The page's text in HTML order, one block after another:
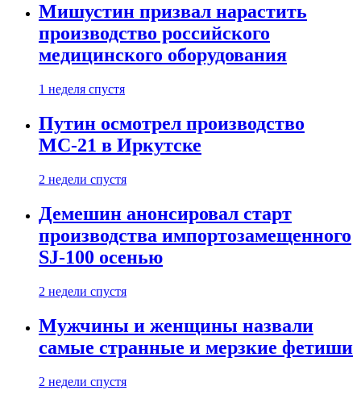
Мишустин призвал нарастить
производство российского
медицинского оборудования
1 неделя спустя
Путин осмотрел производство
МС-21 в Иркутске
2 недели спустя
Демешин анонсировал старт
производства импортозамещенного
SJ-100 осенью
2 недели спустя
Мужчины и женщины назвали
самые странные и мерзкие фетиши
2 недели спустя